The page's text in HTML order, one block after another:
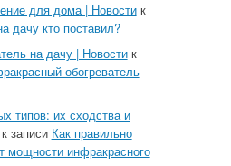
для дома | Новостик
дачу кто поставил?
на дачу | Новостик
обогреватель
типов: их сходства и
записи Как правильно
мощности инфракрасного